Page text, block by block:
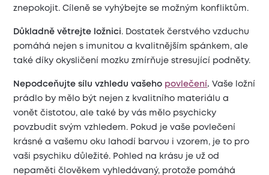
znepokojit. Cíleně se vyhýbejte se možným konfliktům.
Důkladně větrejte ložnici. Dostatek čerstvého vzduchu
pomáhá nejen s imunitou a kvalitnějším spánkem, ale
také díky okysličení mozku zmírňuje stresující podněty.
Nepodceňujte sílu vzhledu vašeho povlečení.Vaše ložní
prádlo by mělo být nejen z kvalitního materiálu a
vonět čistotou, ale také by vás mělo psychicky
povzbudit svým vzhledem. Pokud je vaše povlečení
krásné a vašemu oku lahodí barvou i vzorem, je to pro
vaši psychiku důležité. Pohled na krásu je už od
nepaměti člověkem vyhledávaný, protože pomáhá